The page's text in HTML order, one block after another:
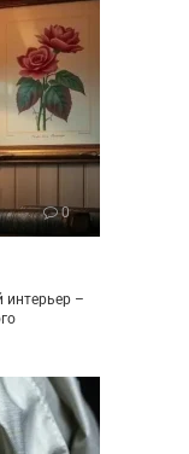
0
интерьер –